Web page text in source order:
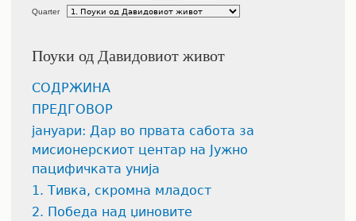
Quarter
Поуки од Давидовиот живот
СОДРЖИНА
ПРЕДГОВОР
јануари: Дар во првата сабота за
мисионерскиот центар на Јужно
пацифичката унија
1. Тивка, скромна младост
2. Победа над џиновите